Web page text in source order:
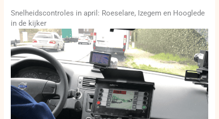
Snelheidscontroles in april: Roeselare, Izegem en Hooglede
in de kijker